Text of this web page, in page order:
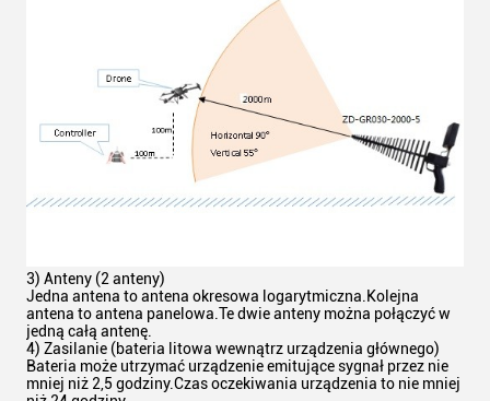
3) Anteny (2 anteny)
Jedna antena to antena okresowa logarytmiczna.Kolejna
antena to antena panelowa.Te dwie anteny można połączyć w
jedną całą antenę.
4) Zasilanie (bateria litowa wewnątrz urządzenia głównego)
Bateria może utrzymać urządzenie emitujące sygnał przez nie
mniej niż 2,5 godziny.Czas oczekiwania urządzenia to nie mniej